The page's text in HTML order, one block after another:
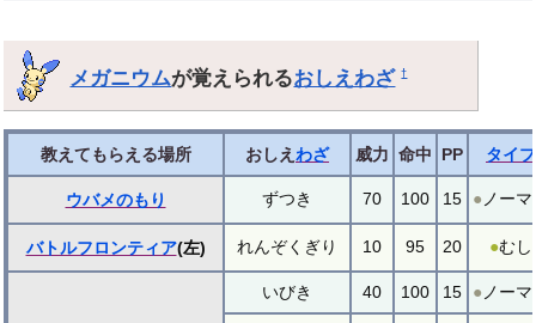
メガニウムが覚えられるおしえわざ †
教えてもらえる場所 おしえ わざ 威力 命中 PP タイプ
ウバメのもり ずつき 70 100 15 ● ノー
バトルフロンティア(左) れんぞくぎり 10 95 20 ●むし
いびき 40 100 15 ● ノー